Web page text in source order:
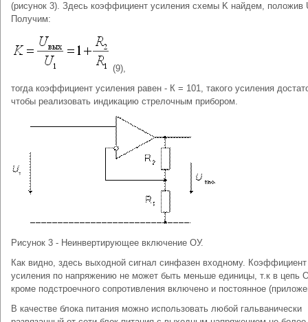
(рисунок 3). Здесь коэффициент усиления схемы K найдем, положив
Получим:
(9),
тогда коэффициент усиления равен - К = 101, такого усиления
чтобы реализовать индикацию стрелочным прибором.
Рисунок 3 - Неинвертирующее включение ОУ.
Как видно, здесь выходной сигнал синфазен входному. Коэффициент
усиления по напряжению не может быть меньше единицы, т.к в цепь
кроме подстроечного сопротивления включено и постоянное
В качестве блока питания можно использовать любой гальванически